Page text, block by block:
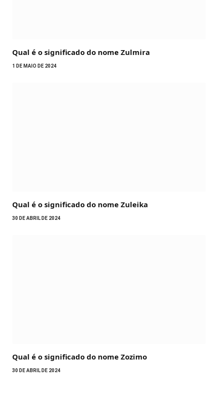
Qual é o significado do nome Zulmira
1 DE MAIO DE 2024
Qual é o significado do nome Zuleika
30 DE ABRIL DE 2024
Qual é o significado do nome Zozimo
30 DE ABRIL DE 2024